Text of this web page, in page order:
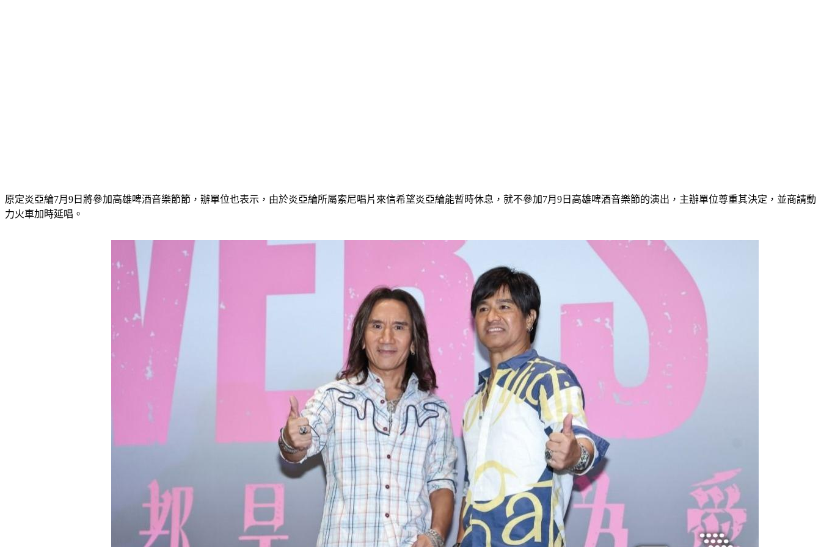
原定炎亞綸7月9日將參加高雄啤酒音樂節節，辦單位也表示，由於炎亞綸所屬索尼唱片來信希望炎亞綸能暫時休息，就不參加7月9日高雄啤酒音樂節的演出，主辦單位尊重其決定，並商請動
力火車加時延唱。